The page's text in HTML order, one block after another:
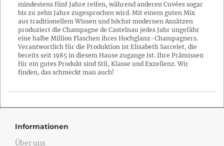
mindestens fünf Jahre reifen, während anderen Cuvées sogar
bis zu zehn Jahre zugesprochen wird. Mit einem guten Mix
aus traditionellem Wissen und höchst modernen Ansätzen
produziert die Champagne de Castelnau jedes Jahr ungefähr
eine halbe Million Flaschen ihres Hochglanz-Champagners.
Verantwortlich für die Produktion ist Elisabeth Sarcelet, die
bereits seit 1985 in diesem Hause zugange ist. Ihre Prämissen
für ein gutes Produkt sind Stil, Klasse und Exzellenz. Wir
finden, das schmeckt man auch!
Informationen
Über uns